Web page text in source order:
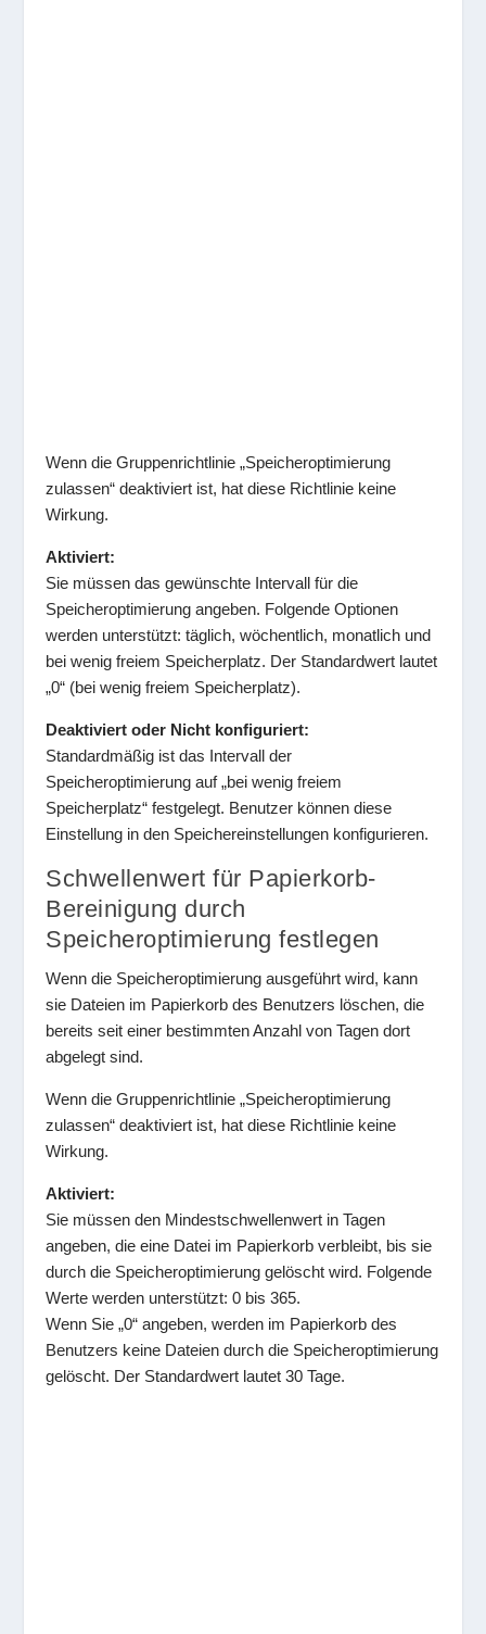
Wenn die Gruppenrichtlinie „Speicheroptimierung
zulassen“ deaktiviert ist, hat diese Richtlinie keine
Wirkung.
Aktiviert:
Sie müssen das gewünschte Intervall für die
Speicheroptimierung angeben. Folgende Optionen
werden unterstützt: täglich, wöchentlich, monatlich und
bei wenig freiem Speicherplatz. Der Standardwert lautet
„0“ (bei wenig freiem Speicherplatz).
Deaktiviert oder Nicht konfiguriert:
Standardmäßig ist das Intervall der
Speicheroptimierung auf „bei wenig freiem
Speicherplatz“ festgelegt. Benutzer können diese
Einstellung in den Speichereinstellungen konfigurieren.
Schwellenwert für Papierkorb-
Bereinigung durch
Speicheroptimierung festlegen
Wenn die Speicheroptimierung ausgeführt wird, kann
sie Dateien im Papierkorb des Benutzers löschen, die
bereits seit einer bestimmten Anzahl von Tagen dort
abgelegt sind.
Wenn die Gruppenrichtlinie „Speicheroptimierung
zulassen“ deaktiviert ist, hat diese Richtlinie keine
Wirkung.
Aktiviert:
Sie müssen den Mindestschwellenwert in Tagen
angeben, die eine Datei im Papierkorb verbleibt, bis sie
durch die Speicheroptimierung gelöscht wird. Folgende
Werte werden unterstützt: 0 bis 365.
Wenn Sie „0“ angeben, werden im Papierkorb des
Benutzers keine Dateien durch die Speicheroptimierung
gelöscht. Der Standardwert lautet 30 Tage.